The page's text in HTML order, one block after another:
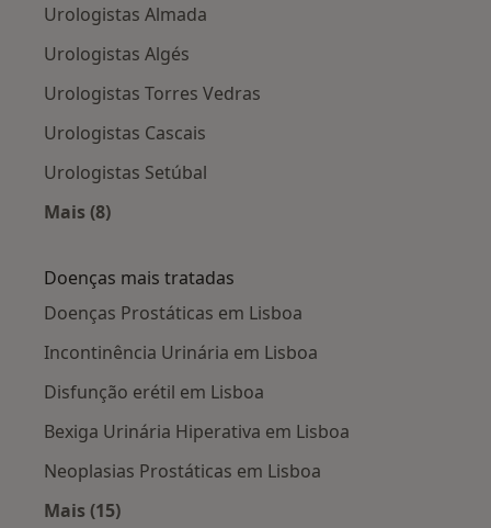
Urologistas Almada
Urologistas Algés
Urologistas Torres Vedras
Urologistas Cascais
Urologistas Setúbal
Mais (8)
Doenças mais tratadas
Doenças Prostáticas em Lisboa
Incontinência Urinária em Lisboa
Disfunção erétil em Lisboa
Bexiga Urinária Hiperativa em Lisboa
Neoplasias Prostáticas em Lisboa
Mais (15)